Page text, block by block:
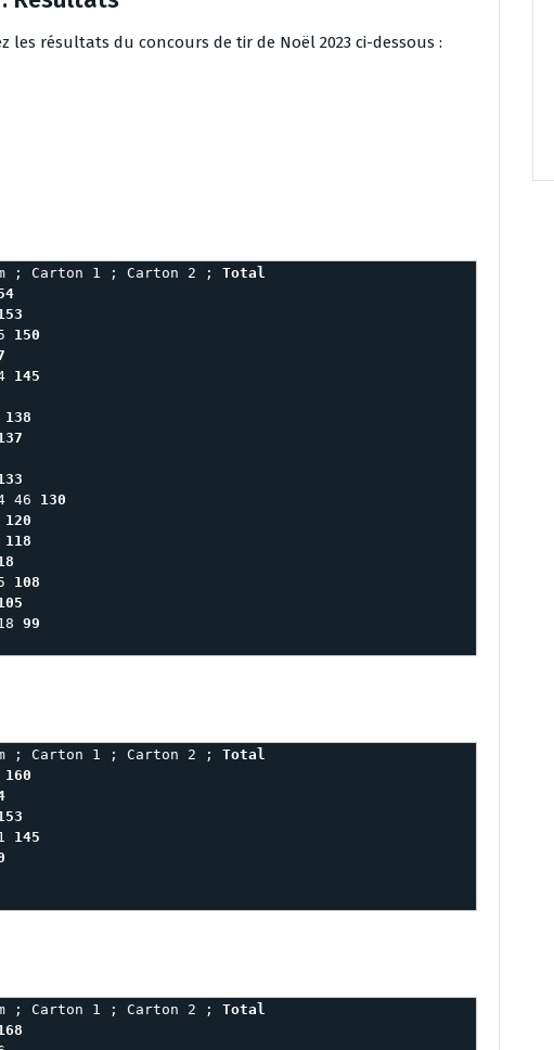
les résultats du concours de tir de Noël 2023 ci-dessous :
; Carton 1 ; Carton 2 ;
150
145
138
46 130
120
118
108
99
; Carton 1 ; Carton 2 ;
160
145
; Carton 1 ; Carton 2 ;